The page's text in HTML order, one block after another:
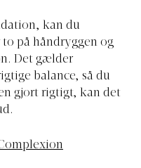
kan du
på håndryggen og
Det gælder
balance, så du
gjort rigtigt, kan det